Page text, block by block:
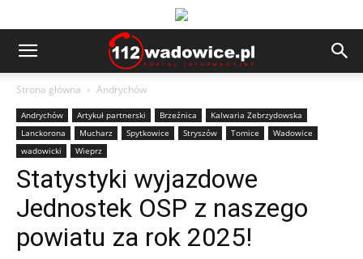
Strona główna Andrychów
Andrychów Artykuł partnerski Brzeźnica
Kalwaria Zebrzydowska
Lanckorona
Mucharz Spytkowice Stryszów Tomice
Wadowice
wadowicki
Wieprz
Statystyki wyjazdowe
Jednostek OSP z naszego
powiatu za rok 2025!